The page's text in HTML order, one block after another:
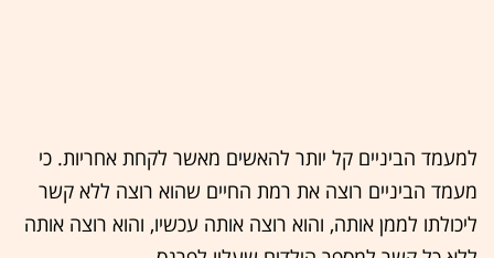
למעמד הביניים קל יותר להאשים מאשר לקחת אחריות. כי
מעמד הביניים רוצה את רמת החיים שהוא רוצה ללא קשר
ליכולתו לממן אותה, והוא רוצה אותה עכשיו, והוא רוצה אותה